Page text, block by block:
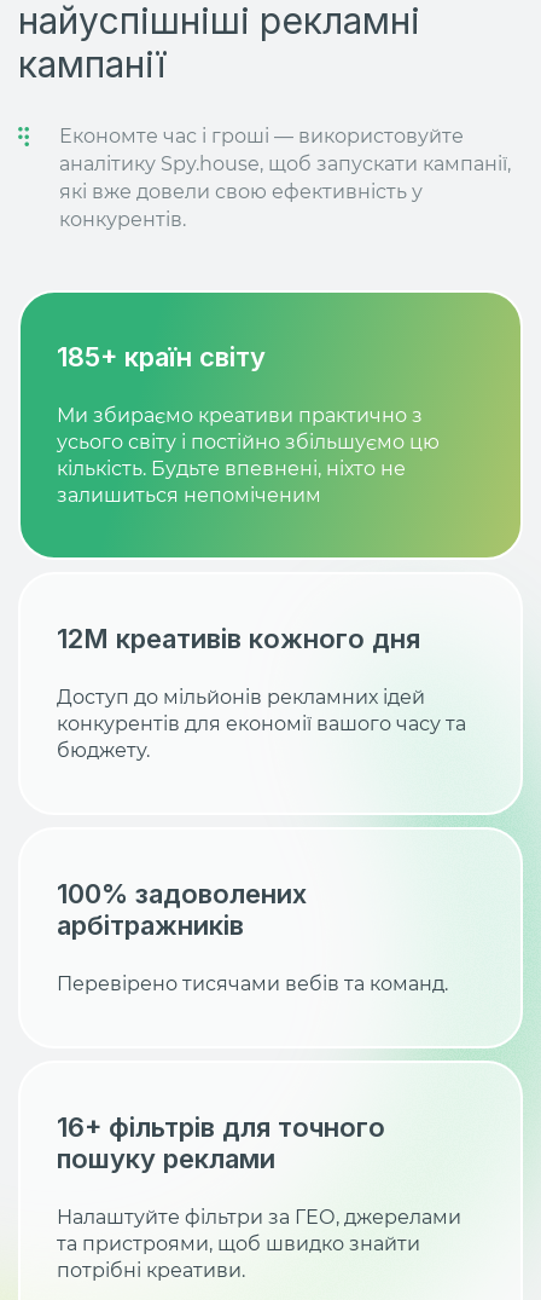
найуспішніші рекламні
кампанії
Економте час і гроші — використовуйте
аналітику Spy.house, щоб запускати кампанії,
які вже довели свою ефективність у
конкурентів.
185+ країн світу
Ми збираємо креативи практично з
усього світу і постійно збільшуємо цю
кількість. Будьте впевнені, ніхто не
залишиться непоміченим
12M креативів кожного дня
Доступ до мільйонів рекламних ідей
конкурентів для економії вашого часу та
бюджету.
100% задоволених
арбітражників
Перевірено тисячами вебів та команд.
16+ фільтрів для точного
пошуку реклами
Налаштуйте фільтри за ГЕО, джерелами
та пристроями, щоб швидко знайти
потрібні креативи.